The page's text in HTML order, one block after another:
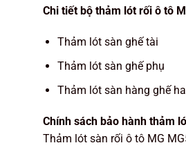
Chi tiết bộ thảm lót rối ô tô
Thảm lót sàn ghế tài
Thảm lót sàn ghế phụ
Thảm lót sàn hàng ghế
Chính sách bảo hành thảm
Thảm lót sàn rối ô tô MG